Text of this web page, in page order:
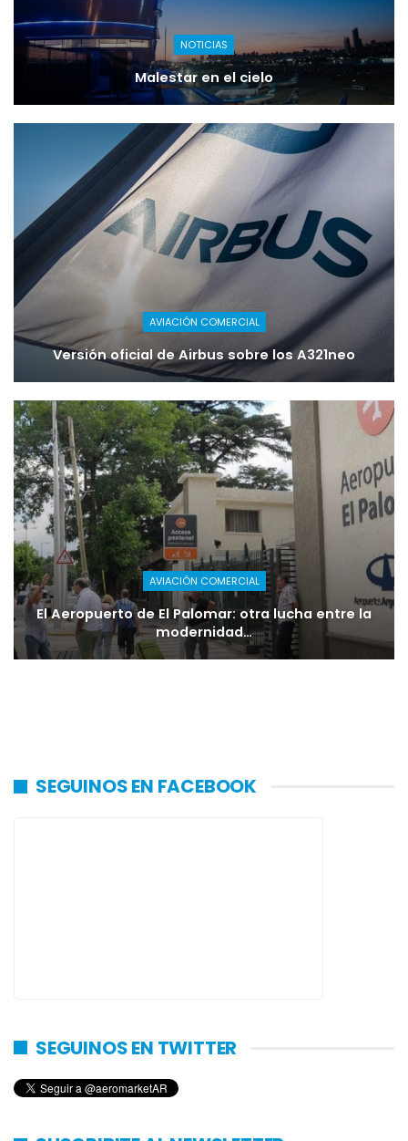
NOTICIAS
Malestar en el cielo
AVIACIÓN COMERCIAL
Versión oficial de Airbus sobre los A321neo
AVIACIÓN COMERCIAL
El Aeropuerto de El Palomar: otra lucha entre la
modernidad…
SEGUINOS EN FACEBOOK
SEGUINOS EN TWITTER